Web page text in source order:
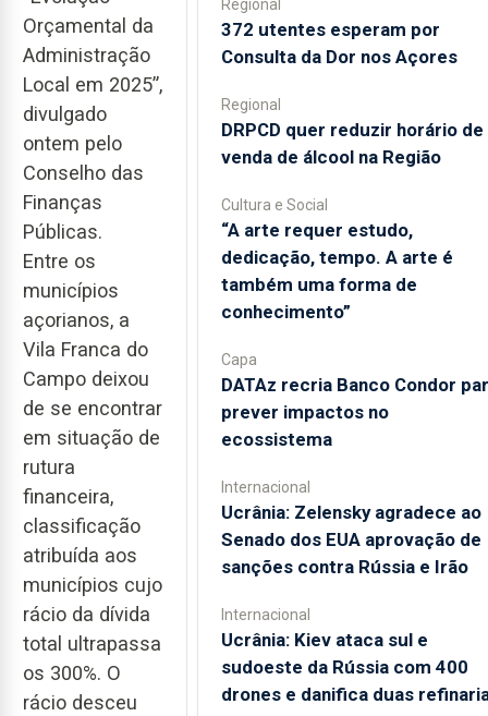
Orçamental da
Administração
Local em 2025”,
divulgado
ontem pelo
Conselho das
Finanças
Públicas.
Entre os
municípios
açorianos, a
Vila Franca do
Campo deixou
de se encontrar
em situação de
rutura
financeira,
classificação
atribuída aos
municípios cujo
rácio da dívida
total ultrapassa
os 300%. O
rácio desceu
Regional
372 utentes esperam por
Consulta da Dor nos Açores
Regional
DRPCD quer reduzir horário de
venda de álcool na Região
Cultura e Social
“A arte requer estudo,
dedicação, tempo. A arte é
também uma forma de
conhecimento”
Capa
DATAz recria Banco Condor
prever impactos no
ecossistema
Internacional
Ucrânia: Zelensky agradece ao
Senado dos EUA aprovação de
sanções contra Rússia e Irão
Internacional
Ucrânia: Kiev ataca sul e
sudoeste da Rússia com 400
drones e danifica duas